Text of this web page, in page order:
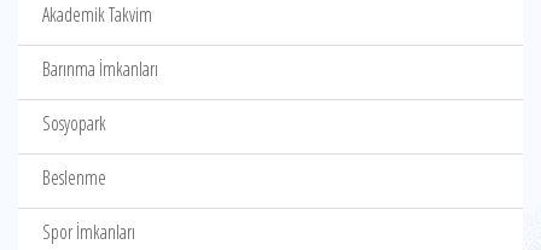
Akademik Takvim
Barınma İmkanları
Sosyopark
Beslenme
Spor İmkanları